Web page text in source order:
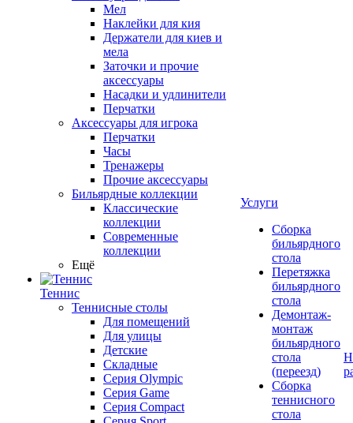
Мел
Наклейки для кия
Держатели для киев и
мела
Заточки и прочие
аксессуары
Насадки и удлинители
Перчатки
Аксессуары для игрока
Перчатки
Часы
Тренажеры
Прочие аксессуары
Бильярдные коллекции
Классические
коллекции
Современные
коллекции
Ещё
Теннис
Теннисные столы
Для помещений
Для улицы
Детские
Складные
Серия Olympic
Серия Game
Серия Compact
Услуги
Сборка
бильярдного
стола
Перетяжка
бильярдного
стола
Демонтаж-
монтаж
бильярдного
стола
(переезд)
Сборка
теннисного
стола